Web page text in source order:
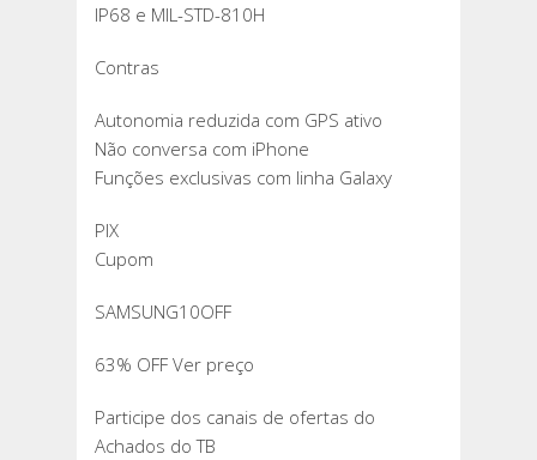
IP68 e MIL-STD-810H
Contras
Autonomia reduzida com GPS ativo
Não conversa com iPhone
Funções exclusivas com linha Galaxy
PIX
Cupom
SAMSUNG10OFF
63% OFF Ver preço
Participe dos canais de ofertas do
Achados do TB